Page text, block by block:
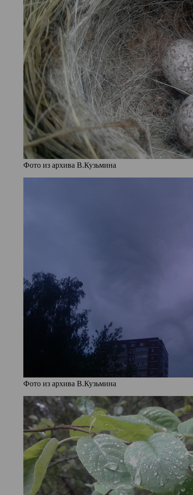
Фото из архива В.Кузьмина
Фото из архива В.Кузьмина